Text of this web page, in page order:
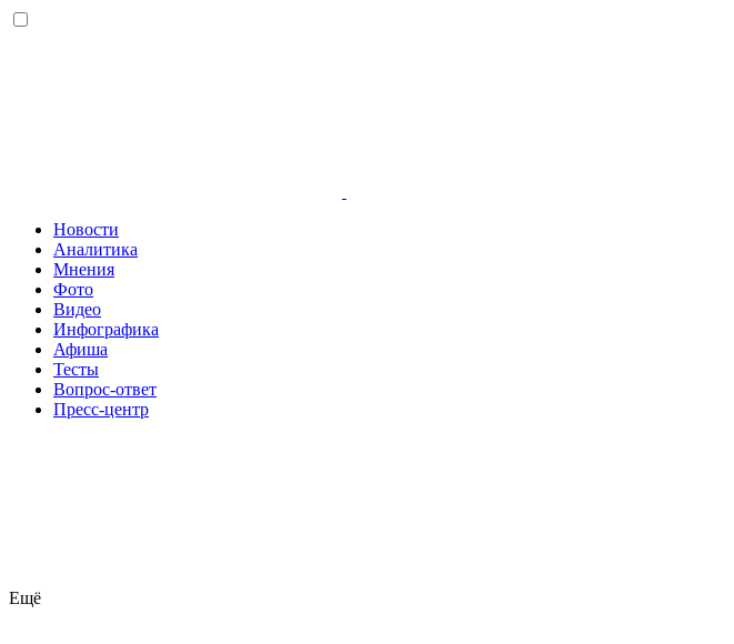
Новости
Аналитика
Мнения
Фото
Видео
Инфографика
Афиша
Тесты
Вопрос-ответ
Пресс-центр
Ещё